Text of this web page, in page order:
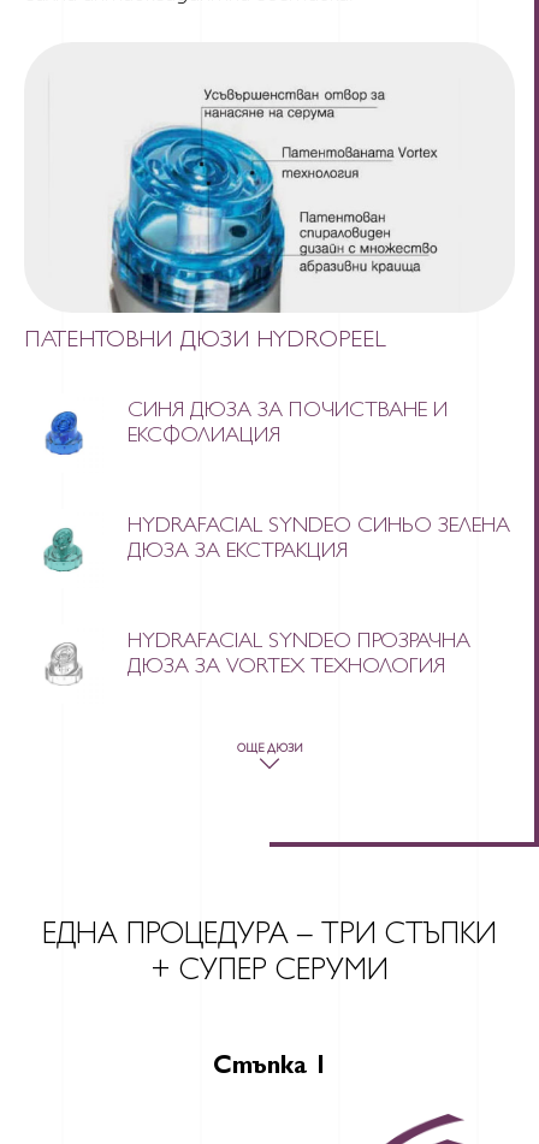
ПАТЕНТОВНИ ДЮЗИ HYDROPEEL
СИНЯ ДЮЗА ЗА ПОЧИСТВАНЕ И
ЕКСФОЛИАЦИЯ
HYDRAFACIAL SYNDEO СИНЬО ЗЕЛЕНА
ДЮЗА ЗА ЕКСТРАКЦИЯ
HYDRAFACIAL SYNDEO ПРОЗРАЧНА
ДЮЗА ЗА VORTEX ТЕХНОЛОГИЯ
ОЩЕ ДЮЗИ
ЕДНА ПРОЦЕДУРА – ТРИ СТЪПКИ
+ СУПЕР СЕРУМИ
Стъпка 1